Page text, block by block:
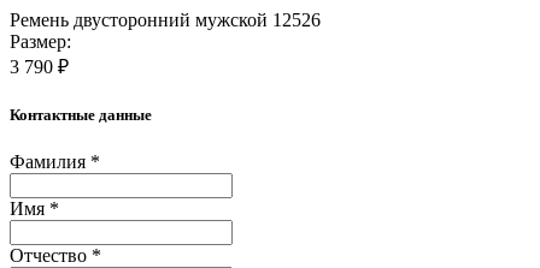
Ремень двусторонний мужской 12526
Размер:
3 790 ₽
Контактные данные
Фамилия *
Имя *
Отчество *